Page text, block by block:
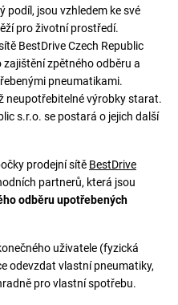
podíl, jsou vzhledem ke své
pro životní prostředí.
BestDrive Czech Republic
zpětného odběru a
pneumatikami.
neupotřebitelné výrobky starat.
s.r.o. se postará o jejich další
prodejní sítě BestDrive
partnerů, která jsou
odběru upotřebených
uživatele (fyzická
odevzdat vlastní pneumatiky,
pro vlastní spotřebu.